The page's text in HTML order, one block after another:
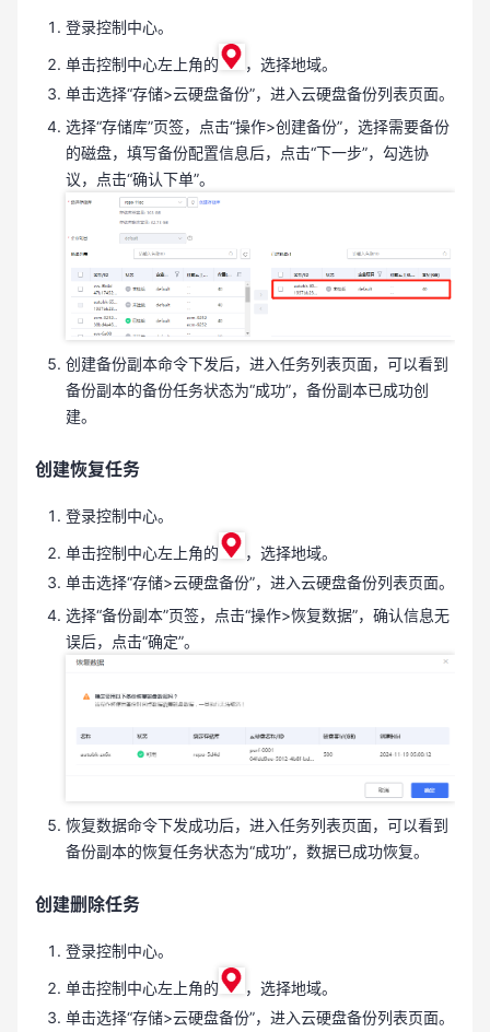
登录控制中心。
单击控制中心左上角的
，选择地域。
单击选择“存储>云硬盘备份”，进入云硬盘备份列表页面。
选择“存储库”页签，点击“操作>创建备份”，选择需要备份
的磁盘，填写备份配置信息后，点击“下一步”，勾选协
议，点击“确认下单”。
创建备份副本命令下发后，进入任务列表页面，可以看到
备份副本的备份任务状态为“成功”，备份副本已成功创
建。
创建恢复任务
登录控制中心。
单击控制中心左上角的
，选择地域。
单击选择“存储>云硬盘备份”，进入云硬盘备份列表页面。
选择“备份副本”页签，点击“操作>恢复数据”，确认信息无
误后，点击“确定”。
恢复数据命令下发成功后，进入任务列表页面，可以看到
备份副本的恢复任务状态为“成功”，数据已成功恢复。
创建删除任务
登录控制中心。
单击控制中心左上角的
，选择地域。
单击选择“存储>云硬盘备份”，进入云硬盘备份列表页面。